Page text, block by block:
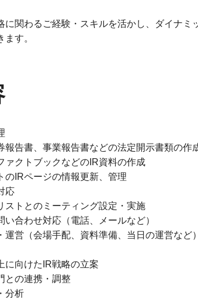
に関わるご経験・スキルを活かし、ダイナミ
す。
告書、事業報告書などの法定開示書類の作
クトブックなどのIR資料の作成
IRページの情報更新、管理
応
トとのミーティング設定・実施
合わせ対応（電話、メールなど）
（会場手配、資料準備、当日の運営など）
向けたIR戦略の立案
の連携・調整
分析